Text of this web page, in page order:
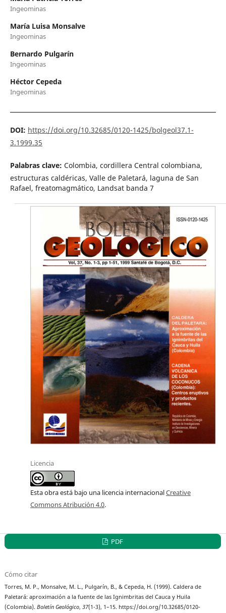
Ingeominas
María Luisa Monsalve
Ingeominas
Bernardo Pulgarín
Ingeominas
Héctor Cepeda
Ingeominas
DOI: https://doi.org/10.32685/0120-1425/bolgeol37.1-
3.1999.35
Palabras clave: Colombia, cordillera Central colombiana,
estructuras caldéricas, Valle de Paletará, laguna de San
Rafael, freatomagmático, Landsat banda 7
Licencia
Esta obra está bajo una licencia internacionalCreative
Commons Atribución 4.0.
PDF
Cómo citar
Torres, M. P., Monsalve, M. L., Pulgarín, B., & Cepeda, H. (1999). Caldera de
Paletará: aproximación a la fuente de las Ignimbritas del Cauca y Huila
(Colombia).Boletín Geológico,37(1-3), 1–15. https://doi.org/10.32685/0120-